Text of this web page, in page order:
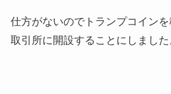
仕方がないのでトランプコイン
取引所に開設することにしました